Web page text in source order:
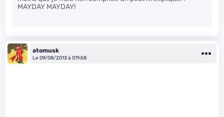
MAYDAY MAYDAY!
atomusk
Le 09/08/2013 à 07h58